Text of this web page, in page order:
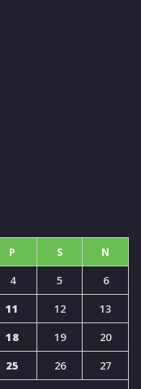
P S N
4 5
6
11 12
13
18 19
20
25 26
27